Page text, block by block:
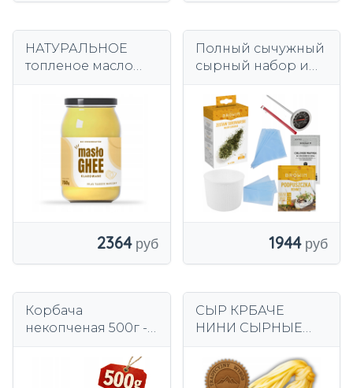
НАТУРАЛЬНОЕ
топленое масло
для ЖАРКИ
2364
Полный сычужный
сырный набор и
1944
Корбача
некопченая 500г -
Вкусная горская
СЫР КРБАЧЕ
НИНИ СЫРНЫЕ
НАТУРАЛЬНАЯ
ПАСТА КОПЧЕНЫЙ